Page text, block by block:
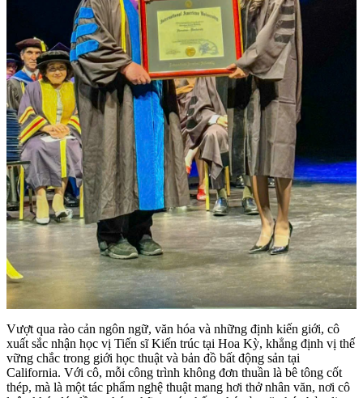
Vượt qua rào cản ngôn ngữ, văn hóa và những định kiến giới, cô
xuất sắc nhận học vị Tiến sĩ Kiến trúc tại Hoa Kỳ, khẳng định vị thế
vững chắc trong giới học thuật và bản đồ bất động sản tại
California. Với cô, mỗi công trình không đơn thuần là bê tông cốt
thép, mà là một tác phẩm nghệ thuật mang hơi thở nhân văn, nơi cô